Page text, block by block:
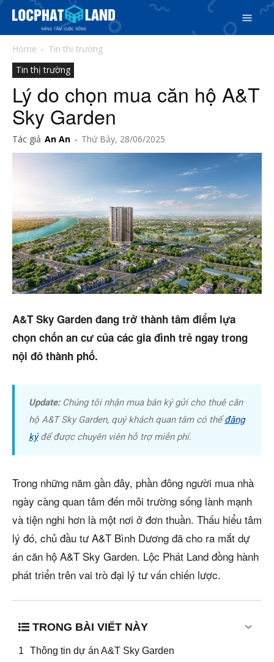
Search
Search
5/5(1 Review)
Phiên bản cập nhật V3
& tìm kiếm nhanh chóng hơn
Trang chủ
Dự án
Mua bán
Thị trường
Liên hệ
Search
5/5(1 Review)
Home
Tin thị trường
Tin thị trường
Lý do chọn mua căn hộ A&T
Sky Garden
Tác giả An An - Thứ Bảy, 28/06/2025
A&T Sky Garden đang trở thành tâm điểm lựa
chọn chốn an cư của các gia đình trẻ ngay trong
nội đô thành phố.
Update:Chúng tôi nhận mua bán ký gửi cho thuê căn
hộ A&T Sky Garden, quý khách quan tâm có thểđăng
kýđể được chuyên viên hỗ trợ miễn phí.
Trong những năm gần đây, phần đông người mua nhà
ngày càng quan tâm đến môi trường sống lành mạnh
và tiện nghi hơn là một nơi ở đơn thuần. Thấu hiểu tâm
lý đó, chủ đầu tư A&T Bình Dương đã cho ra mắt dự
án căn hộ A&T Sky Garden. Lộc Phát Land đồng hành
phát triển trên vai trò đại lý tư vấn chiến lược.
TRONG BÀI VIẾT NÀY
Thông tin dự án A&T Sky Garden